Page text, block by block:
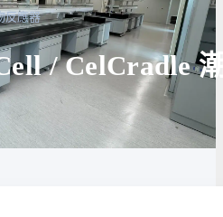
設備
機
實驗室冰箱 / 冷凍櫃
高溫爐
生物安全
高壓滅菌
實驗室紫
反應器
/ CelCradle